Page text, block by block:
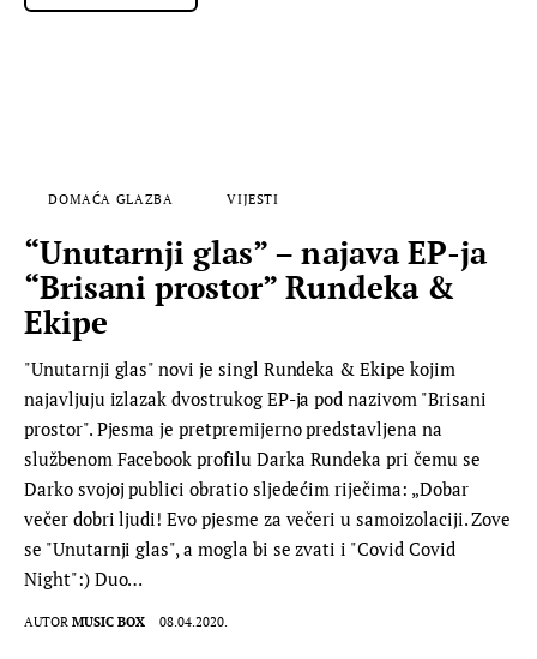
DOMAĆA GLAZBA VIJESTI
“Unutarnji glas” – najava EP-ja
“Brisani prostor” Rundeka &
Ekipe
"Unutarnji glas" novi je singl Rundeka & Ekipe kojim
najavljuju izlazak dvostrukog EP-ja pod nazivom "Brisani
prostor". Pjesma je pretpremijerno predstavljena na
službenom Facebook profilu Darka Rundeka pri čemu se
Darko svojoj publici obratio sljedećim riječima: „Dobar
večer dobri ljudi! Evo pjesme za večeri u samoizolaciji. Zove
se "Unutarnji glas", a mogla bi se zvati i "Covid Covid
Night":) Duo…
AUTOR MUSIC BOX 08.04.2020.